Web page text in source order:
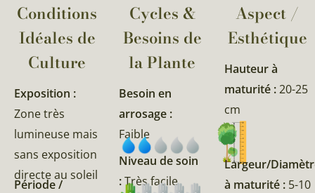
Conditions
Idéales de
Culture
Exposition :
Zone très
lumineuse mais
sans exposition
directe au soleil
Période /
Cycles &
Besoins de
la Plante​
Besoin en
arrosage :
Faible
Niveau de soin
:Très facile
Aspect /
Esthétique
Hauteur à
maturité :20-25
cm
Largeur/
à maturité : 5-10